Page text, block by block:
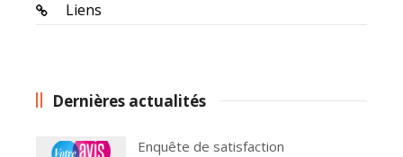
Liens
Dernières actualités
Enquête de satisfaction